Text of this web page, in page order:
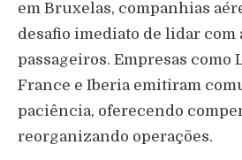
em Bruxelas, companhias
desafio imediato de lidar com
passageiros. Empresas como
France e Iberia emitiram
paciência, oferecendo
reorganizando operações.